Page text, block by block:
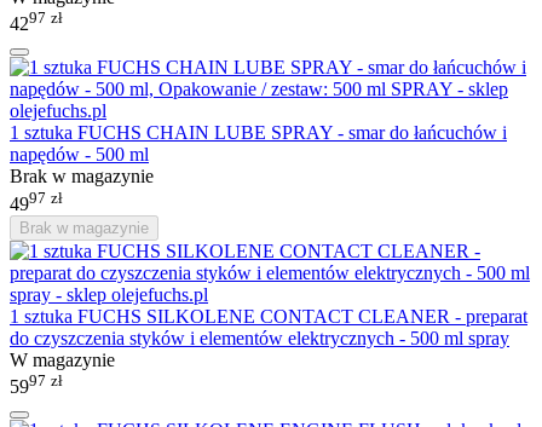
4297 zł
1 sztuka FUCHS CHAIN LUBE SPRAY - smar do łańcuchów i
napędów - 500 ml
Brak w magazynie
4997 zł
Brak w magazynie
1 sztuka FUCHS SILKOLENE CONTACT CLEANER - preparat
do czyszczenia styków i elementów elektrycznych - 500 ml spray
W magazynie
5997 zł